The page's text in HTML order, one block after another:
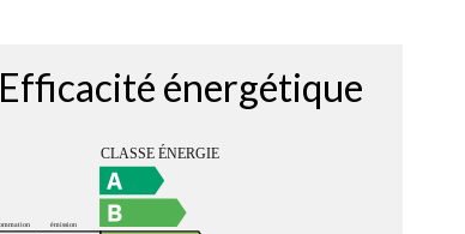
Efficacité énergétique